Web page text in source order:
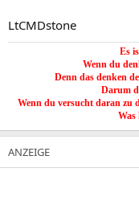
LtCMDstone
Es
Wenn du
Denn das denken
Darum
Wenn du versucht daran zu
Was